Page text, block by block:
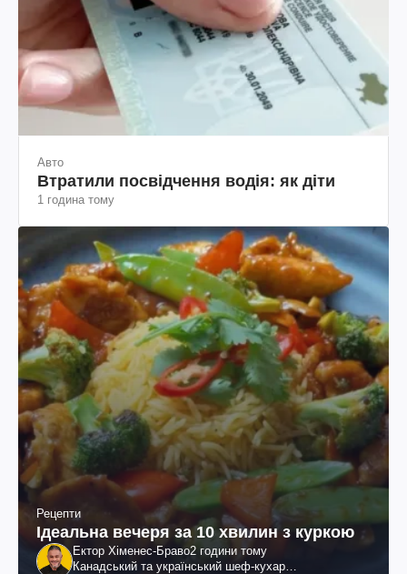
Авто
Втратили посвідчення водія: як діти
1 година тому
Рецепти
Ідеальна вечеря за 10 хвилин з куркою
Ектор Хіменес-Браво2 години тому
Канадський та український шеф-кухар